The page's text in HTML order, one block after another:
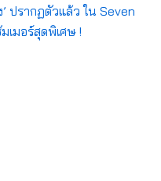
ปรากฏตัวแล้ว ใน Seven
เมอร์สุดพิเศษ !